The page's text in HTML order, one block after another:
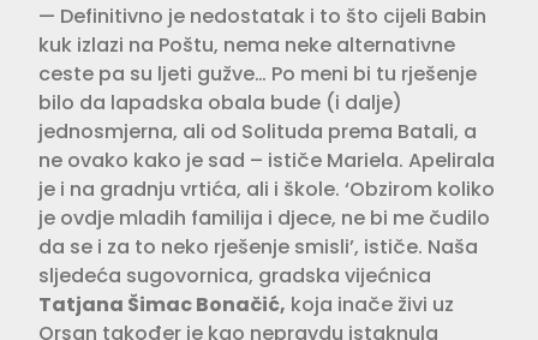
— Definitivno je nedostatak i to što cijeli Babin
kuk izlazi na Poštu, nema neke alternativne
ceste pa su ljeti gužve… Po meni bi tu rješenje
bilo da lapadska obala bude (i dalje)
jednosmjerna, ali od Solituda prema Batali, a
ne ovako kako je sad – ističe Mariela. Apelirala
je i na gradnju vrtića, ali i škole. ‘Obzirom koliko
je ovdje mladih familija i djece, ne bi me čudilo
da se i za to neko rješenje smisli’, ističe. Naša
sljedeća sugovornica, gradska vijećnica
Tatjana Šimac Bonačić, koja inače živi uz
Orsan također je kao nepravdu istaknula